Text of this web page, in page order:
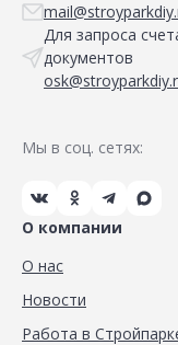
Для запроса
документов
Мы в соц. сетях:
О компании
О нас
Новости
Работа в